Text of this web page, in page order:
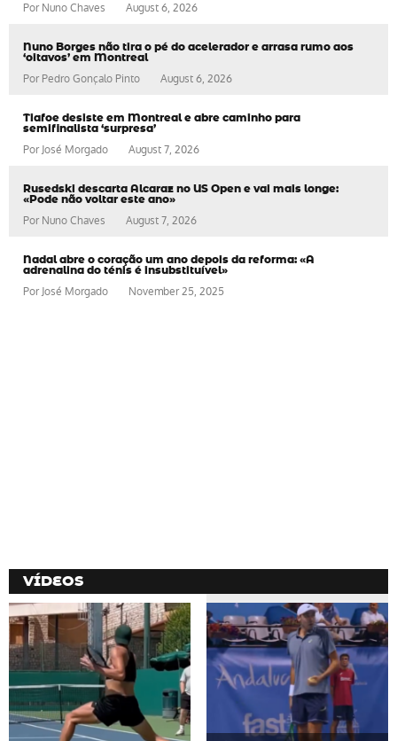
PorNuno Chaves August 6, 2026
Nuno Borges não tira o pé do acelerador e arrasa rumo aos
‘oitavos’ em Montreal
Por Pedro Gonçalo Pinto August 6, 2026
Tiafoe desiste em Montreal e abre caminho para
semifinalista ‘surpresa’
PorJosé Morgado August 7, 2026
Rusedski descarta Alcaraz no US Open e vai mais longe:
«Pode não voltar este ano»
Por Nuno Chaves August 7, 2026
Nadal abre o coração um ano depois da reforma: «A
adrenalina do ténis é insubstituível»
PorJosé Morgado November 25, 2025
VÍDEOS